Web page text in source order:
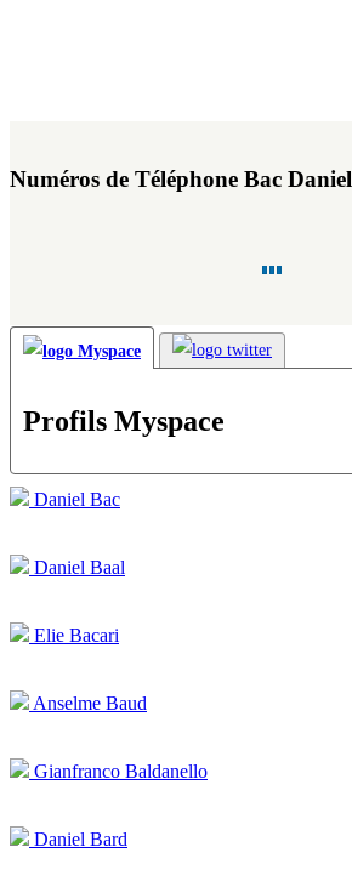
Numéros de Téléphone Bac Daniel
Profils Myspace
Daniel Bac
Daniel Baal
Elie Bacari
Anselme Baud
Gianfranco Baldanello
Daniel Bard